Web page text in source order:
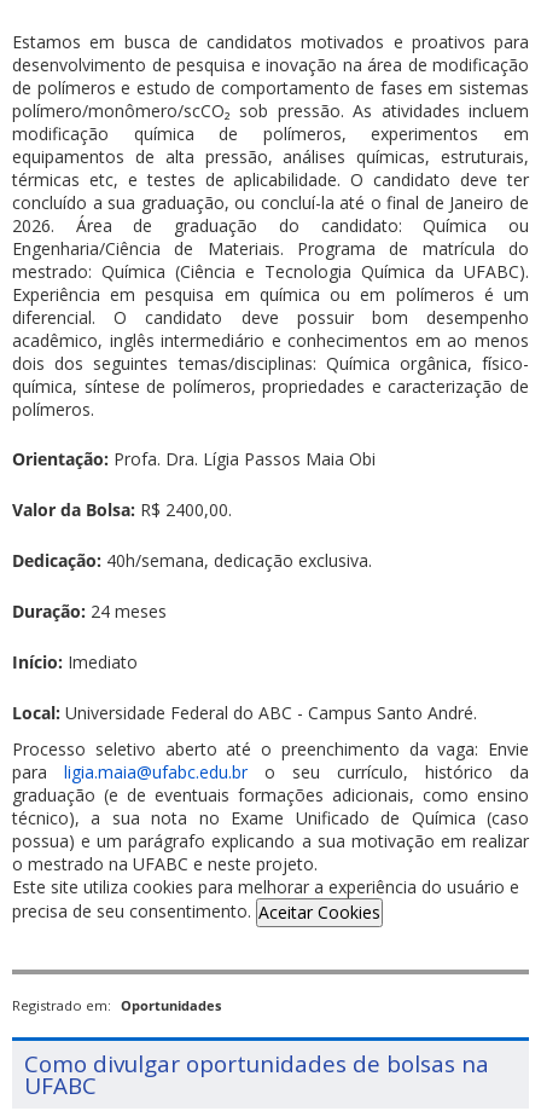
Estamos em busca de candidatos motivados e proativos para
desenvolvimento de pesquisa e inovação na área de modificação
de polímeros e estudo de comportamento de fases em sistemas
polímero/monômero/scCO₂ sob pressão. As atividades incluem
modificação química de polímeros, experimentos em
equipamentos de alta pressão, análises químicas, estruturais,
térmicas etc, e testes de aplicabilidade. O candidato deve ter
concluído a sua graduação, ou concluí-la até o final de Janeiro de
2026. Área de graduação do candidato: Química ou
Engenharia/Ciência de Materiais. Programa de matrícula do
mestrado: Química (Ciência e Tecnologia Química da UFABC).
Experiência em pesquisa em química ou em polímeros é um
diferencial. O candidato deve possuir bom desempenho
acadêmico, inglês intermediário e conhecimentos em ao menos
dois dos seguintes temas/disciplinas: Química orgânica, físico-
química, síntese de polímeros, propriedades e caracterização de
polímeros.
Orientação: Profa. Dra. Lígia Passos Maia Obi
Valor da Bolsa: R$ 2400,00.
Dedicação: 40h/semana, dedicação exclusiva.
Duração: 24 meses
Início: Imediato
Local: Universidade Federal do ABC - Campus Santo André.
Processo seletivo aberto até o preenchimento da vaga: Envie
para ligia.maia@ufabc.edu.bro seu currículo, histórico da
graduação (e de eventuais formações adicionais, como ensino
técnico), a sua nota no Exame Unificado de Química (caso
possua) e um parágrafo explicando a sua motivação em realizar
o mestrado na UFABC e neste projeto.
Este site utiliza cookies para melhorar a experiência do usuário e
precisa de seu consentimento. Aceitar Cookies
Registrado em: Oportunidades
Como divulgar oportunidades de bolsas na
UFABC